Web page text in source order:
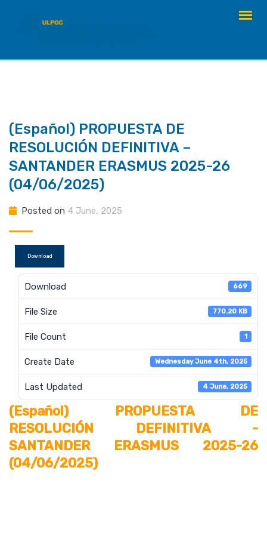
(Español) PROPUESTA DE
RESOLUCIÓN DEFINITIVA –
SANTANDER ERASMUS 2025-26
(04/06/2025)
Posted on 4 June, 2025
Download
Download 669
File Size 770.20 KB
File Count 1
Create Date Wednesday June 4th, 2025
Last Updated 4 June, 2025
(Español) PROPUESTA DE
RESOLUCIÓN DEFINITIVA -
SANTANDER ERASMUS 2025-26
(04/06/2025)